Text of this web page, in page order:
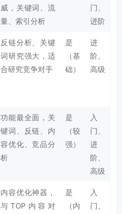
威，关键词、流
量、索引分析
门、
进阶
反链分析、关键
词研究强大，适
合研究竞争对手
是
（基
础）
进
阶、
高级
功能最全面，关
键词、反链、内
容优化、竞品分
析
是
（较
强）
入
门、
进
阶、
高级
内容优化神器，
与TOP内容对
是
（内
入
门、